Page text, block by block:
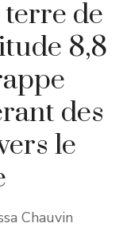
de
8,8
des
le
Chauvin